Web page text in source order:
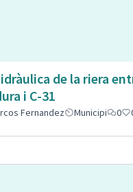
de la riera
i C-31
Fernandez Municipi 0